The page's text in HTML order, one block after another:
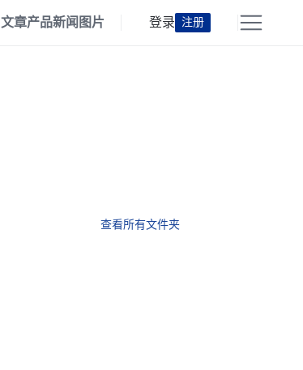
文章产品新闻 图片 登录 注册
查看所有文件夹